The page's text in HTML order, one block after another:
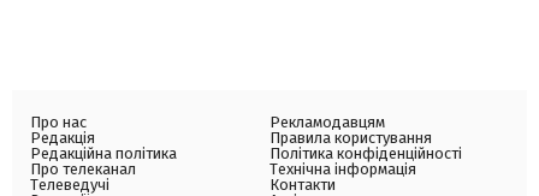
Про нас
Редакція
Редакційна політика
Про телеканал
Телеведучі
Рекламодавцям
Правила користування
Політика конфіденційності
Технічна інформація
Контакти